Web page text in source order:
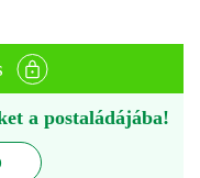
a postaládájába!